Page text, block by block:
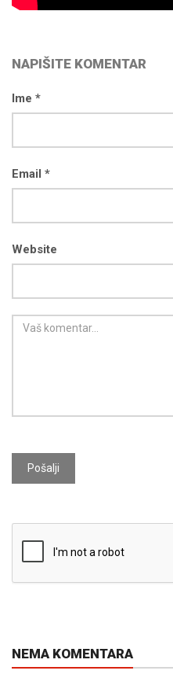
NAPIŠITE KOMENTAR
Ime *
Email *
Website
Pošalji
NEMA KOMENTARA